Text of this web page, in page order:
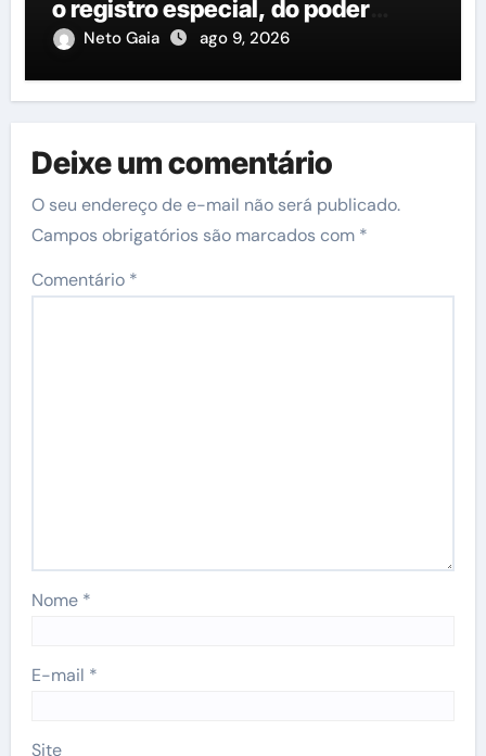
o registro especial, do poder
Executivo e Legislativo”
Neto Gaia ago 9, 2026
Deixe um comentário
O seu endereço de e-mail não será publicado.
Campos obrigatórios são marcados com *
Comentário *
Nome *
E-mail *
Site